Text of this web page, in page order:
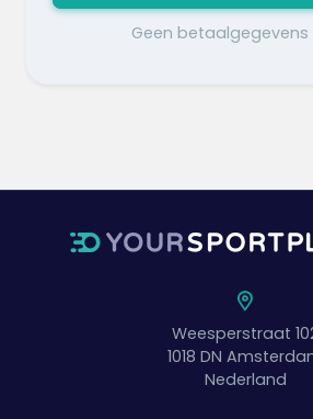
Geen
Weesperstraat
1018 DN
Nederland